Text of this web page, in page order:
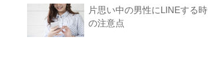
片思い中の男性にLINEする時
の注意点